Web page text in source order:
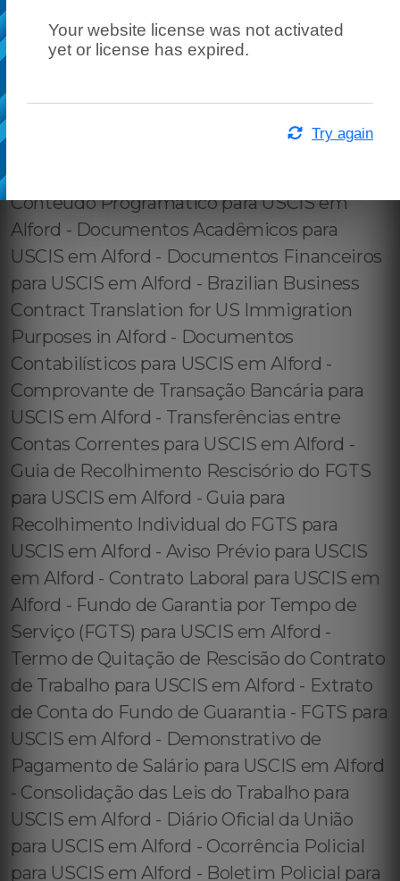
Your website license was not activated
yet or license has expired.
Try again